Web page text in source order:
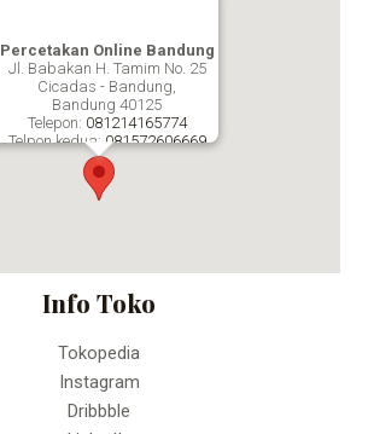
Percetakan Online Bandung
Jl. Babakan H. Tamim No. 25
Cicadas - Bandung,
Bandung 40125
Telepon: 081214165774
Telpon kedua: 081572606669
Percetakan Online Bandung
Info Toko
Tokopedia
Instagram
Dribbble